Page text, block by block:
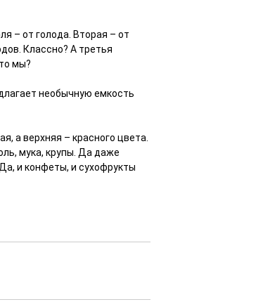
– от голода. Вторая – от
Классно? А третья
мы?
необычную емкость
а верхняя – красного цвета.
мука, крупы. Да даже
и конфеты, и сухофрукты